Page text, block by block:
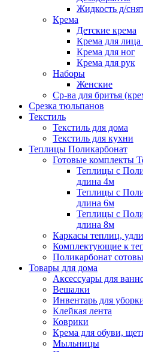
Жидкость д/
Крема
Детские крема
Крема для лица
Крема для ног
Крема для рук
Наборы
Женские
Ср-ва для бритья
Срезка тюльпанов
Текстиль
Текстиль для дома
Текстиль для кухни
Теплицы Поликарбонат
Готовые комплекты
Теплицы с
длина 4м
Теплицы с
длина 6м
Теплицы с
длина 8м
Каркасы теплиц,
Комплектующие к
Поликарбонат
Товары для дома
Аксессуары для
Вешалки
Инвентарь для
Клейкая лента
Коврики
Крема для обуви,
Мыльницы